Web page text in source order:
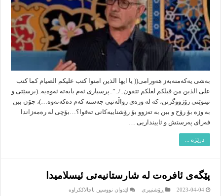
به‌شی یه‌كه‌منه‌به‌ز هه‌ورامى(( یا ایها الذین امنوا كتب علیكم الصیام كما كتب
على الذین من قبلكم لعلكم تتقون../..”..پرسیارى ئه‌م بابه‌ته‌ ئه‌وه‌یه‌..(برسێتى و
تینوێتى رۆژووگرتن، كه‌ له‌ وزه‌ى رواڵه‌تیى جه‌سته‌ كه‌م ده‌كه‌نه‌وه‌…)، چۆن ببن
به‌ وزه‌ بۆ رۆح و ببن به‌ ته‌زوو بۆ رۆشناییه‌كانى ته‌قوا؟…بۆچى له‌ ره‌مه‌زاندا
فه‌زاى په‌رستش و ئایینداریى …
درێژە ...
پێگەی ئافرەت لە شارستانیەتی ئیسلامیدا
2023-04-04 ڕۆشنبیرى لێدوان نووسین ناچالاککراوە